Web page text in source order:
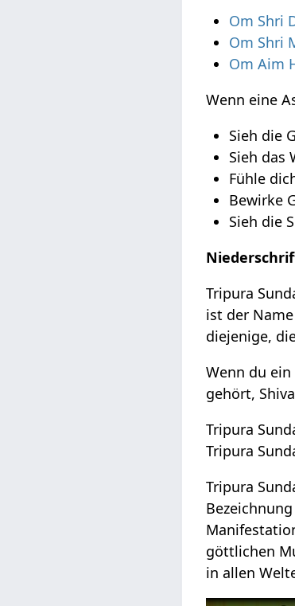
Om Shri
Om Shri
Om Aim
Wenn eine
Sieh die
Sieh das
Fühle
Bewirke
Sieh die
Tripura
ist der
diejenige,
Wenn du
gehört,
Tripura
Tripura
Tripura
göttlichen
in allen